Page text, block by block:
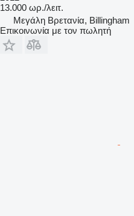
13.000 ωρ./λειτ.
Μεγάλη Βρετανία, Billingham
Επικοινωνία με τον πωλητή